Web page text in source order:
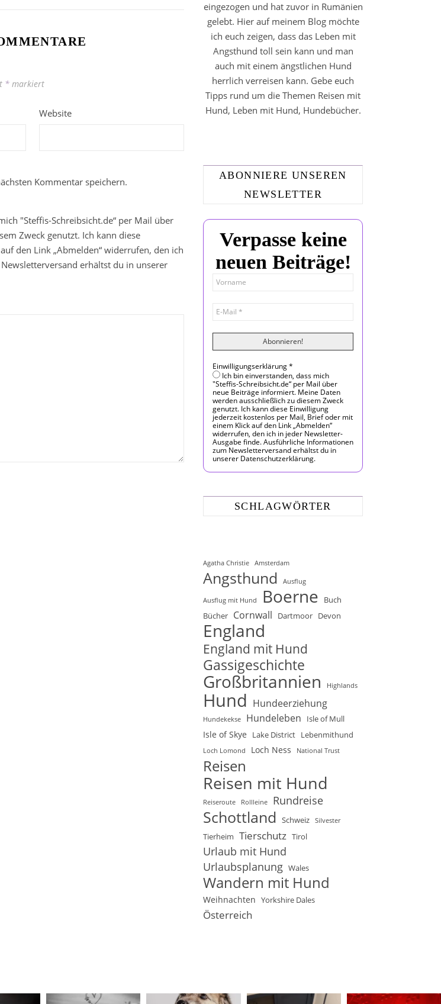
* markiert
Website
Kommentar speichern.
"Steffis-Schreibsicht.de“ per Mail über
Zweck genutzt. Ich kann diese
den Link „Abmelden“ widerrufen, den ich
erhältst du in unserer
eingezogen und hat zuvor in Rumänien
gelebt. Hier auf meinem Blog möchte
ich euch zeigen, dass das Leben mit
Angsthund toll sein kann und man
auch mit einem ängstlichen Hund
herrlich verreisen kann. Gebe euch
Tipps rund um die Themen Reisen mit
Hund, Leben mit Hund, Hundebücher.
ABONNIERE UNSEREN
NEWSLETTER
Verpasse keine
neuen Beiträge!
Einwilligungserklärung*
Ich bin einverstanden, dass mich
"Steffis-Schreibsicht.de“ per Mail über
neue Beiträge informiert. Meine Daten
werden ausschließlich zu diesem Zweck
genutzt. Ich kann diese Einwilligung
jederzeit kostenlos per Mail, Brief oder mit
einem Klick auf den Link „Abmelden“
widerrufen, den ich in jeder Newsletter-
Ausgabe finde. Ausführliche Informationen
zum Newsletterversand erhältst du in
unserer Datenschutzerklärung.
SCHLAGWÖRTER
Agatha Christie Amsterdam
Angsthund Ausflug
Ausflug mit Hund Boerne
Buch
Bücher Cornwall Dartmoor Devon
England
England mit Hund
Gassigeschichte
Großbritannien Highlands
Hund Hundeerziehung
Hundekekse Hundeleben Isle of Mull
Isle of Skye Lake District Lebenmithund
Loch Lomond Loch Ness National Trust
Reisen
Reisen mit Hund
Reiseroute Rollleine Rundreise
Schottland Schweiz Silvester
Tierheim Tierschutz Tirol
Urlaub mit Hund
Urlaubsplanung Wales
Wandern mit Hund
Weihnachten Yorkshire Dales
Österreich